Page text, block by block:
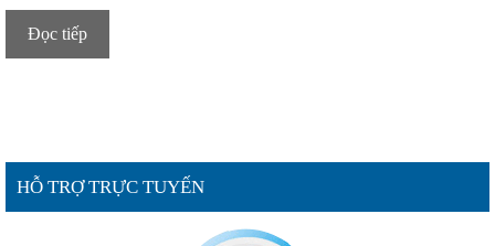
Đọc tiếp
HỖ TRỢ TRỰC TUYẾN